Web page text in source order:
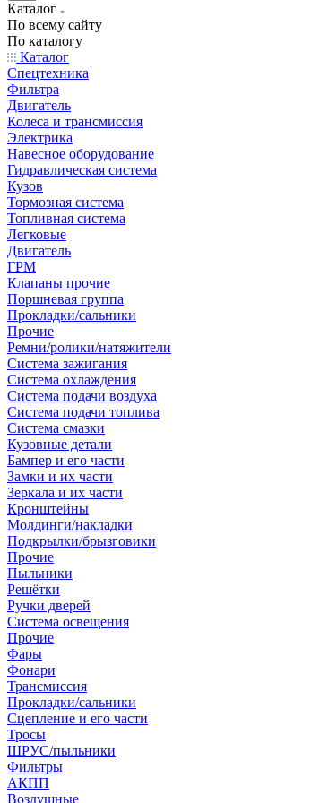
Каталог
По всему сайту
По каталогу
Каталог
Спецтехника
Фильтра
Двигатель
Колеса и трансмиссия
Электрика
Навесное оборудование
Гидравлическая система
Кузов
Тормозная система
Топливная система
Легковые
Двигатель
ГРМ
Клапаны прочие
Поршневая группа
Прокладки/сальники
Прочие
Ремни/ролики/натяжители
Система зажигания
Система охлаждения
Система подачи воздуха
Система подачи топлива
Система смазки
Кузовные детали
Бампер и его части
Замки и их части
Зеркала и их части
Кронштейны
Молдинги/накладки
Подкрылки/брызговики
Прочие
Пыльники
Решётки
Ручки дверей
Система освещения
Прочие
Фары
Фонари
Трансмиссия
Прокладки/сальники
Сцепление и его части
Тросы
ШРУС/пыльники
Фильтры
АКПП
Воздушные